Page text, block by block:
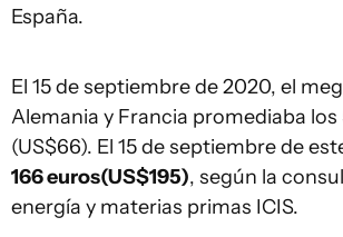
España.
El 15 de septiembre de 2020, el
Alemania y Francia promediaba los
(US$66). El 15 de septiembre de
166 euros(US$195), según la
energía y materias primas ICIS.